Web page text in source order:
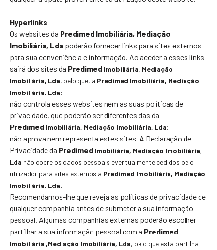
Hyperlinks
Os websites da Predimed Imobiliária, Mediação
Imobiliária, Lda poderão fornecer links para sites externos
para sua conveniência e informação. Ao aceder a esses links
sairá dos sites da Predimed Imobiliária, Mediação
Imobiliária, Lda, pelo que, a Predimed Imobiliária, Mediação
Imobiliária, Lda:
não controla esses websites nem as suas políticas de
privacidade, que poderão ser diferentes das da
Predimed Imobiliária, Mediação Imobiliária, Lda;
não aprova nem representa estes sites. A Declaração de
Privacidade da Predimed Imobiliária, Mediação Imobiliária,
Lda não cobre os dados pessoais eventualmente cedidos pelo
utilizador para sites externos à Predimed Imobiliária, Mediação
Imobiliária, Lda.
Recomendamos-lhe que reveja as políticas de privacidade de
qualquer companhia antes de submeter a sua informação
pessoal. Algumas companhias externas poderão escolher
partilhar a sua informação pessoal com a Predimed
Imobiliária ,Mediação Imobiliária, Lda, pelo que esta partilha